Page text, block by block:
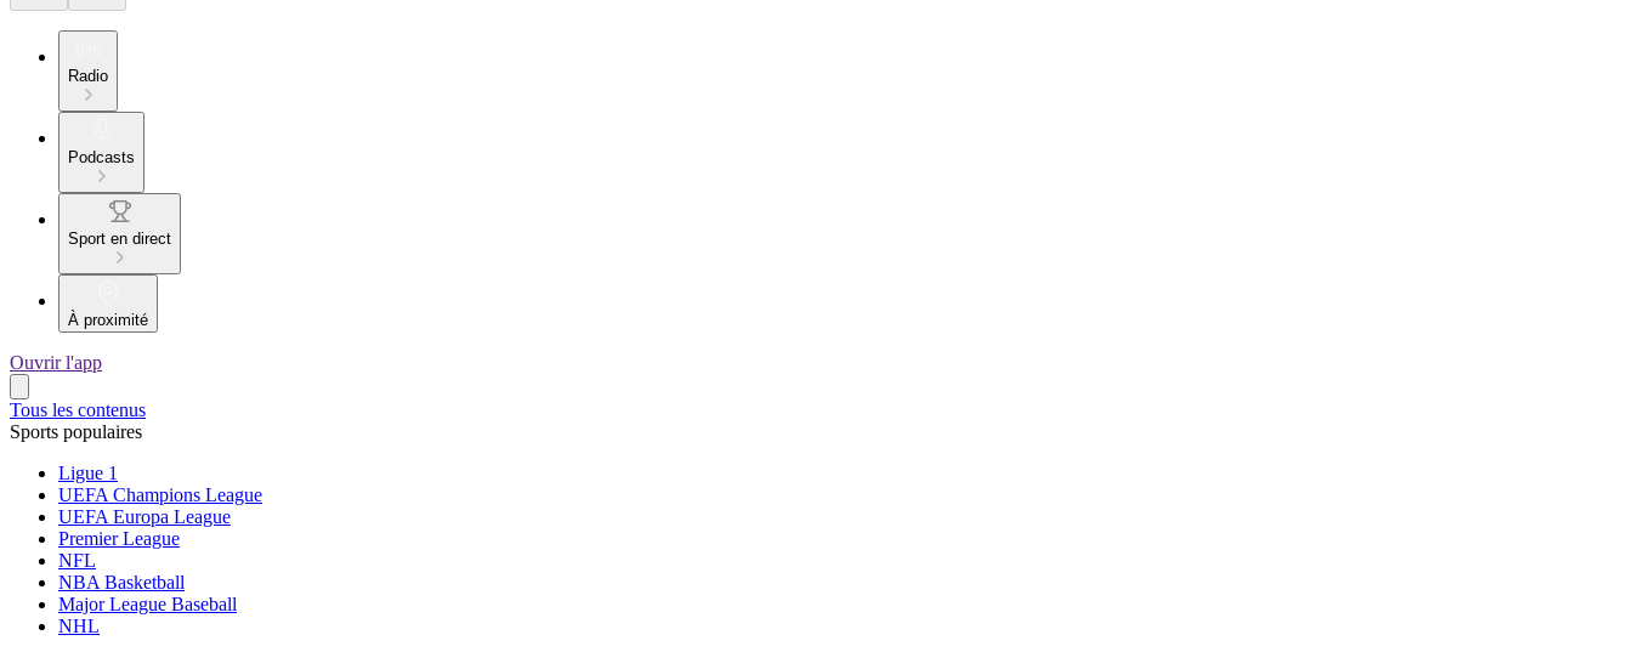
Radio
Podcasts
Sport en direct
À proximité
Ouvrir l'app
Tous les contenus
Sports populaires
Ligue 1
UEFA Champions League
UEFA Europa League
Premier League
NFL
NBA Basketball
Major League Baseball
NHL